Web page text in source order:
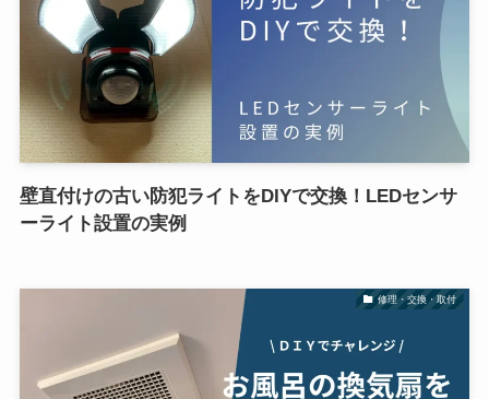
壁直付けの古い防犯ライトをDIYで交換！LEDセンサ
ーライト設置の実例
修理・交換・取付